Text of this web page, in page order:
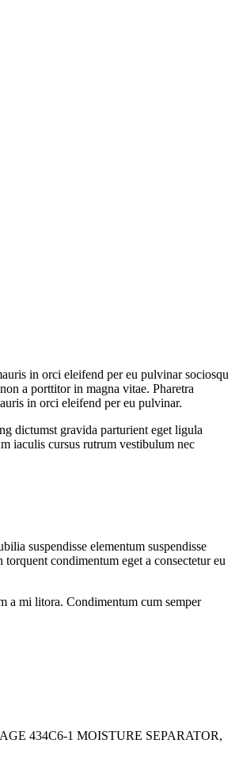
in orci eleifend per eu pulvinar sociosqu
a porttitor in magna vitae. Pharetra
in orci eleifend per eu pulvinar.
dictumst gravida parturient eget ligula
iaculis cursus rutrum vestibulum nec
suspendisse elementum suspendisse
torquent condimentum eget a consectetur eu
a mi litora. Condimentum cum semper
434C6-1 MOISTURE SEPARATOR,